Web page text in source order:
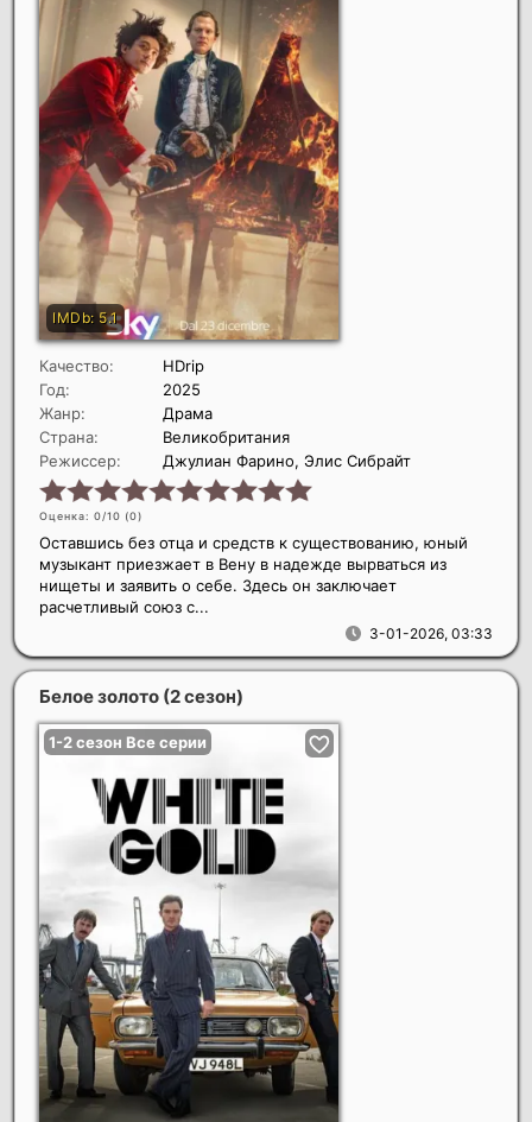
Качество:
HDrip
Год:
2025
Жанр:
Драма
Страна:
Великобритания
Режиссер:
Джулиан Фарино, Элис Сибрайт
Оценка: 0/10 (0)
3-01-2026, 03:33
Оставшись без отца и средств к существованию, юный
музыкант приезжает в Вену в надежде вырваться из
нищеты и заявить о себе. Здесь он заключает
расчетливый союз с...
Белое золото (2 сезон)